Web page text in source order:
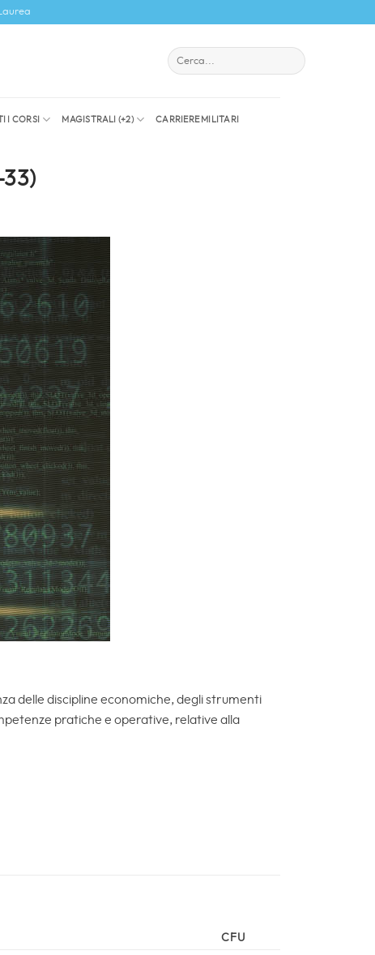
I CORSI MAGISTRALI (+2) CARRIERE MILITARI
delle discipline economiche, degli strumenti
pratiche e operative, relative alla
CFU